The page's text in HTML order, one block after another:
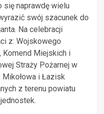
się naprawdę wielu
swój szacunek do
Na celebracji
z: Wojskowego
Komend Miejskich i
Straży Pożarnej w
i Łazisk
z terenu powiatu